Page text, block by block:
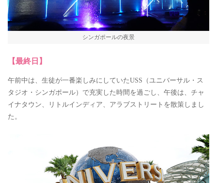
シンガポールの夜景
【最終日】
午前中は、生徒が一番楽しみにしていたUSS（ユニバーサル・ス
タジオ・シンガポール）で充実した時間を過ごし、午後は、チャ
イナタウン、リトルインディア、アラブストリートを散策しまし
た。